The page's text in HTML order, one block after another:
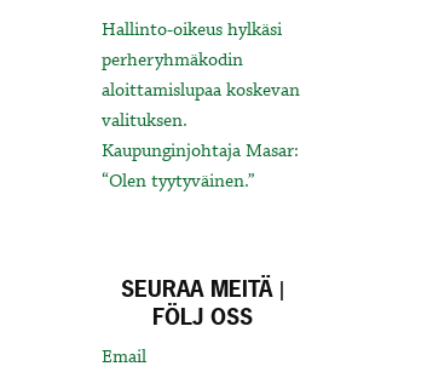
Hallinto-oikeus hylkäsi
perheryhmäkodin
aloittamislupaa koskevan
valituksen.
Kaupunginjohtaja Masar:
“Olen tyytyväinen.”
SEURAA MEITÄ |
FÖLJ OSS
Email